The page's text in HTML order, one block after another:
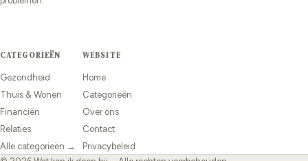
CATEGORIEËN
Gezondheid
Thuis & Wonen
Financiën
Relaties
Alle categorieën →
WEBSITE
Home
Categorieën
Over ons
Contact
Privacybeleid